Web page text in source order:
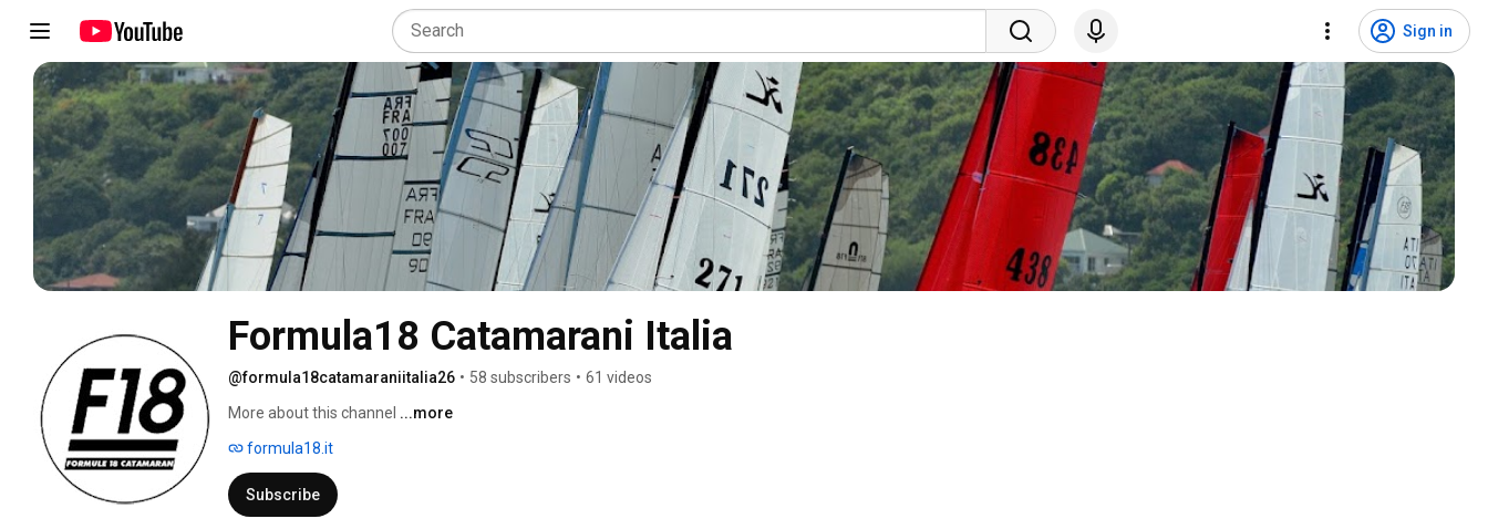
Sign in
Formula18 Catamarani Italia
@formula18catamaraniitalia26 • 58 subscribers • 61 videos
More about this channel ...more
formula18.it
Subscribe